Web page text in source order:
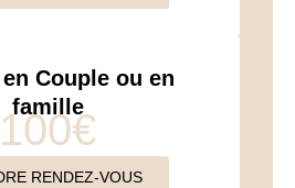
Couple ou en
famille
100€
RENDEZ-VOUS